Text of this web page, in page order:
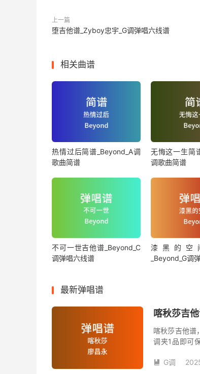
上一篇
堕吉他谱_Zyboy忠宇_G调弹唱六线谱
相关曲谱
热情过后简谱_Beyond_A调
歌曲简谱
无悔这一生简
调歌曲简谱
不可一世吉他谱_Beyond_C
调弹唱六线谱
漆黑的空
_Beyond_G调
最新弹唱谱
喀秋莎吉
喀秋莎吉他谱
调夹1品即可
 G调